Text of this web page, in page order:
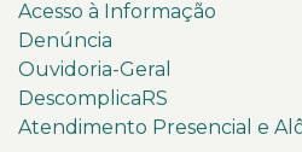
Acesso à Informação
Denúncia
Ouvidoria-Geral
DescomplicaRS
Atendimento Presencial e